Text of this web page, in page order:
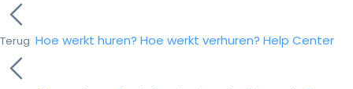
Terug Hoe werkt huren? Hoe werkt verhuren? Help Center